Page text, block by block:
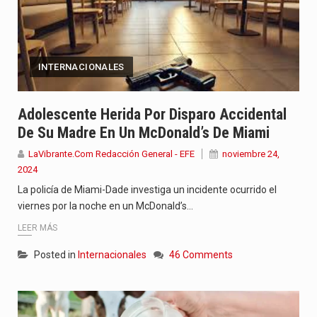
INTERNACIONALES
Adolescente Herida Por Disparo Accidental
De Su Madre En Un McDonald’s De Miami
LaVibrante.Com Redacción General - EFE
noviembre 24,
2024
La policía de Miami-Dade investiga un incidente ocurrido el
viernes por la noche en un McDonald’s…
LEER MÁS
Posted in Internacionales 46 Comments